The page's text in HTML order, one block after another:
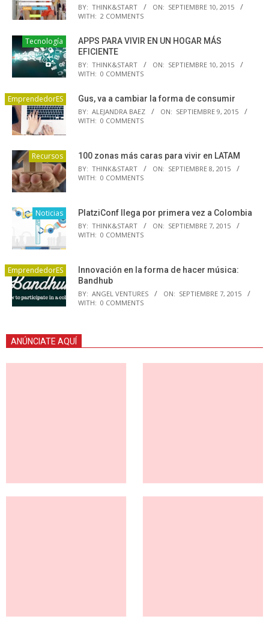
BY: THINK&START ON: SEPTIEMBRE 10, 2015
WITH: 2 COMMENTS
Tecnología
APPS PARA VIVIR EN UN HOGAR MÁS
EFICIENTE
BY: THINK&START ON: SEPTIEMBRE 10, 2015
WITH: 0 COMMENTS
EmprendedorES Gus, va a cambiar la forma de consumir
BY: ALEJANDRA BAEZ ON: SEPTIEMBRE 9, 2015
WITH: 0 COMMENTS
Recursos 100 zonas más caras para vivir en LATAM
BY: THINK&START ON: SEPTIEMBRE 8, 2015
WITH: 0 COMMENTS
Noticias PlatziConf llega por primera vez a Colombia
BY: THINK&START ON: SEPTIEMBRE 7, 2015
WITH: 0 COMMENTS
EmprendedorES
Innovación en la forma de hacer música:
Bandhub
BY: ANGEL VENTURES ON: SEPTIEMBRE 7, 2015
WITH: 0 COMMENTS
ANÚNCIATE AQUÍ